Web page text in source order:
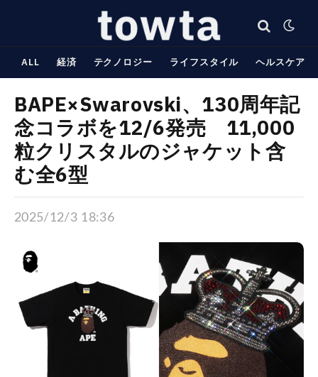
ALL 経済 テクノロジー ライフスタイル ヘルスケア
BAPE×Swarovski、130周年記
念コラボを12/6発売 11,000
粒クリスタルのジャケット含
む全6型
2025/12/3 18:36